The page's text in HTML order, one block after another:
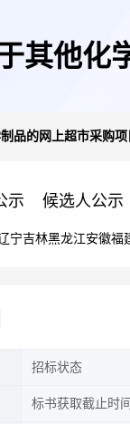
其他
品的网上超市采购
示 候选人公示
宁吉林黑龙江安徽福
招标状态
标书获取截止时间